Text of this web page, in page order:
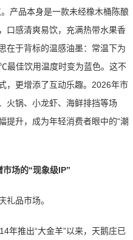
产品本身是一款未经橡木桶陈酿
口感清爽易饮，充满热带水果香
在于背标的温感油墨：常温下为
最佳饮用温度时变为蓝色。这不
，更增添了互动乐趣。2026年市
火锅、小龙虾、海鲜排挡等场
提升，成为年轻消费者眼中的“潮
场的“现象级IP”
礼品市场。
年推出“大金羊”以来，天鹅庄已